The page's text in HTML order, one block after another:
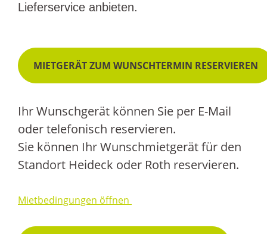
Lieferservice anbieten.
MIETGERÄT ZUM WUNSCHTERMIN RESERVIEREN
Ihr Wunschgerät können Sie per E-Mail
oder telefonisch reservieren.
Sie können Ihr Wunschmietgerät für den
Standort Heideck oder Roth reservieren.
Mietbedingungen öffnen